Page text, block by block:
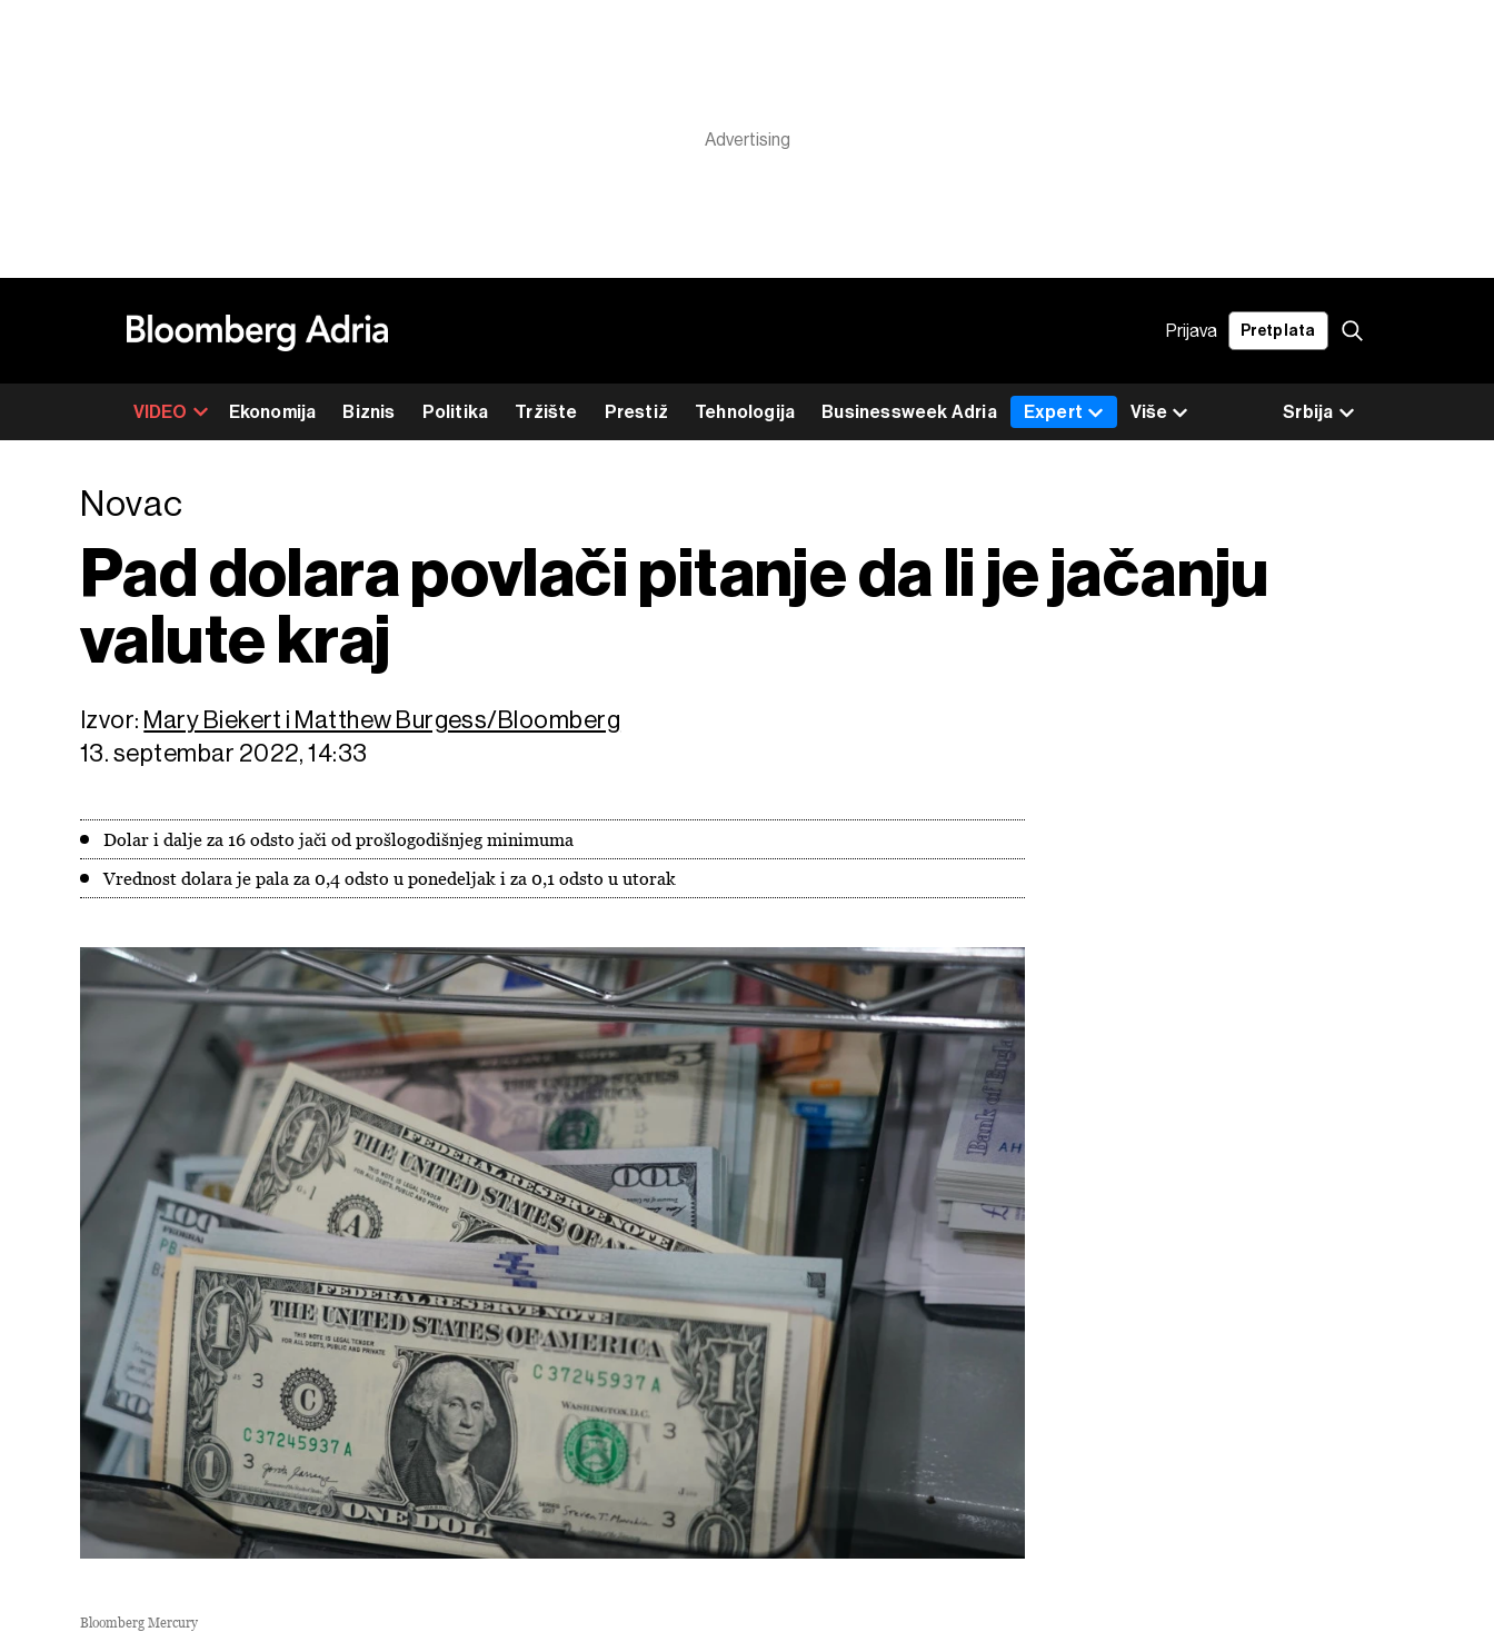
Prijava Pretplata
VIDEO Ekonomija Biznis Politika Tržište Prestiž Tehnologija Businessweek Adria Srbija
Expert Više
Novac
Pad dolara povlači pitanje da li je jačanju
valute kraj
Izvor: Mary Biekert i Matthew Burgess/Bloomberg
13. septembar 2022, 14:33
Dolar i dalje za 16 odsto jači od prošlogodišnjeg minimuma
Vrednost dolara je pala za 0,4 odsto u ponedeljak i za 0,1 odsto u utorak
Bloomberg Mercury